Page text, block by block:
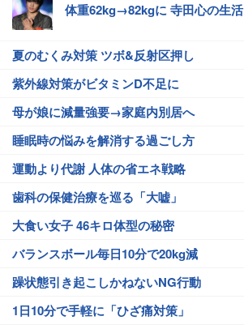
体重62kg→82kgに 寺田心の生活
夏のむくみ対策 ツボ&反射区押し
紫外線対策がビタミンD不足に
母が娘に減量強要→家庭内別居へ
睡眠時の悩みを解消する過ごし方
運動より代謝 人体の省エネ戦略
歯科の保健治療を巡る「大嘘」
大食い女子 46キロ体型の秘密
バランスボール毎日10分で20kg減
躁状態引き起こしかねないNG行動
1日10分で手軽に「ひざ痛対策」